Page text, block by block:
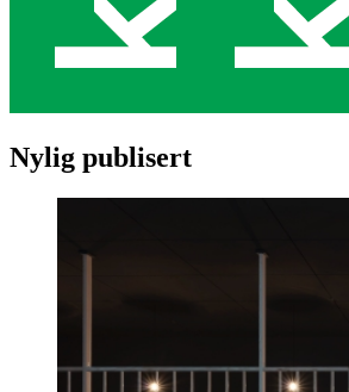
Nylig publisert